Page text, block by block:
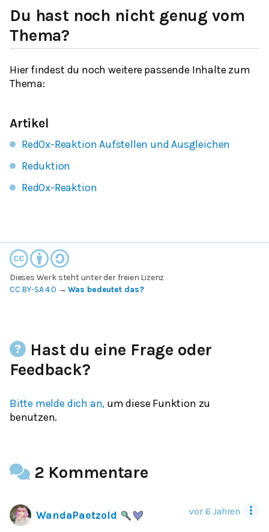
Du hast noch nicht genug vom
Thema?
Hier findest du noch weitere passende Inhalte zum
Thema:
Artikel
RedOx-Reaktion Aufstellen und Ausgleichen
Reduktion
RedOx-Reaktion
Dieses Werk steht unter der freien Lizenz
CC BY-SA 4.0 →Was bedeutet das?
Hast du eine Frage oder
Feedback?
Bitte melde dich an, um diese Funktion zu
benutzen.
2 Kommentare
WandaPaetzold vor 6 Jahren